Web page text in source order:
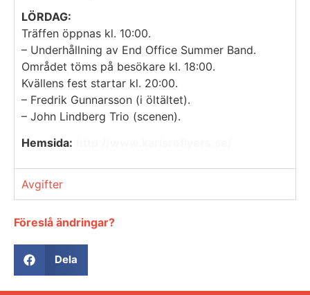
LÖRDAG:
Träffen öppnas kl. 10:00.
– Underhållning av End Office Summer Band.
Området töms på besökare kl. 18:00.
Kvällens fest startar kl. 20:00.
– Fredrik Gunnarsson (i öltältet).
– John Lindberg Trio (scenen).
Hemsida:
Avgifter
Föreslå ändringar?
Dela